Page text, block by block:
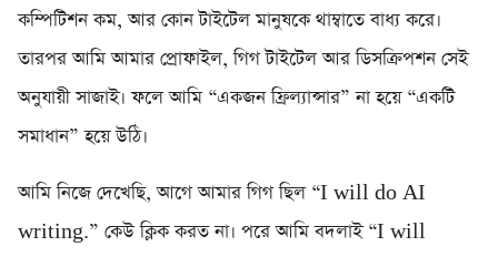
কম্পিটিশন কম, আর কোন টাইটেল মানুষকে থাম্বাতে বাধ্য করে।
তারপর আমি আমার প্রোফাইল, গিগ টাইটেল আর ডিসক্রিপশন সেই
অনুযায়ী সাজাই। ফলে আমি “একজন ফ্রিল্যান্সার” না হয়ে “একটি
সমাধান” হয়ে উঠি।
আমি নিজে দেখেছি, আগে আমার গিগ ছিল “I will do AI
writing.” কেউ ক্লিক করত না। পরে আমি বদলাই “I will